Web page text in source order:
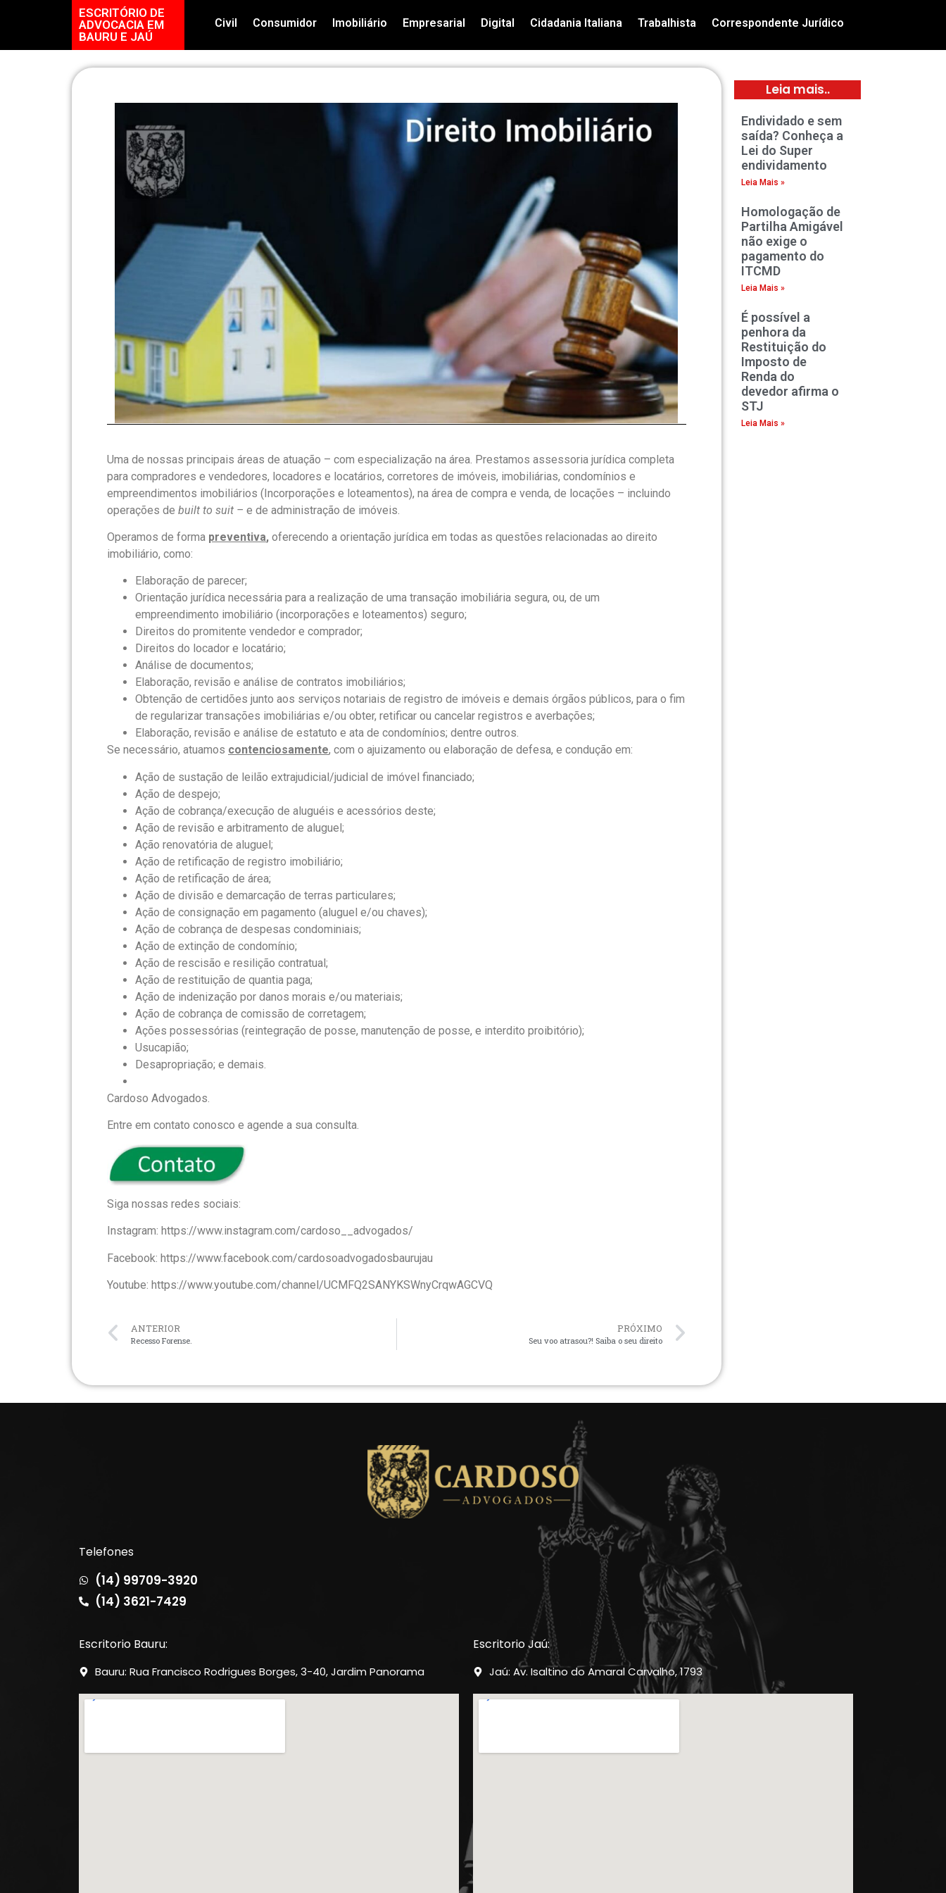
ESCRITÓRIO DE
ADVOCACIA EM
BAURU E JAÚ
Civil Consumidor Imobiliário Empresarial Digital Cidadania Italiana Trabalhista Correspondente Jurídico
Uma de nossas principais áreas de atuação – com especialização na área. Prestamos assessoria jurídica completa
para compradores e vendedores, locadores e locatários, corretores de imóveis, imobiliárias, condomínios e
empreendimentos imobiliários (Incorporações e loteamentos), na área de compra e venda, de locações – incluindo
operações de built to suit – e de administração de imóveis.
Operamos de forma preventiva, oferecendo a orientação jurídica em todas as questões relacionadas ao direito
imobiliário, como:
Elaboração de parecer;
Orientação jurídica necessária para a realização de uma transação imobiliária segura, ou, de um
empreendimento imobiliário (incorporações e loteamentos) seguro;
Direitos do promitente vendedor e comprador;
Direitos do locador e locatário;
Análise de documentos;
Elaboração, revisão e análise de contratos imobiliários;
Obtenção de certidões junto aos serviços notariais de registro de imóveis e demais órgãos públicos, para o fim
de regularizar transações imobiliárias e/ou obter, retificar ou cancelar registros e averbações;
Elaboração, revisão e análise de estatuto e ata de condomínios; dentre outros.
Se necessário, atuamos contenciosamente, com o ajuizamento ou elaboração de defesa, e condução em:
Ação de sustação de leilão extrajudicial/judicial de imóvel financiado;
Ação de despejo;
Ação de cobrança/execução de aluguéis e acessórios deste;
Ação de revisão e arbitramento de aluguel;
Ação renovatória de aluguel;
Ação de retificação de registro imobiliário;
Ação de retificação de área;
Ação de divisão e demarcação de terras particulares;
Ação de consignação em pagamento (aluguel e/ou chaves);
Ação de cobrança de despesas condominiais;
Ação de extinção de condomínio;
Ação de rescisão e resilição contratual;
Ação de restituição de quantia paga;
Ação de indenização por danos morais e/ou materiais;
Ação de cobrança de comissão de corretagem;
Ações possessórias (reintegração de posse, manutenção de posse, e interdito proibitório);
Usucapião;
Desapropriação; e demais.
Cardoso Advogados.
Entre em contato conosco e agende a sua consulta.
Siga nossas redes sociais:
Instagram: https://www.instagram.com/cardoso__advogados/
Facebook: https://www.facebook.com/cardosoadvogadosbaurujau
Youtube: https://www.youtube.com/channel/UCMFQ2SANYKSWnyCrqwAGCVQ
ANTERIOR
Recesso Forense.
PRÓXIMO
Seu voo atrasou?! Saiba o seu direito
Leia mais..
Endividado e sem
saída? Conheça a
Lei do Super
endividamento
Leia Mais »
Homologação de
Partilha Amigável
não exige o
pagamento do
ITCMD
Leia Mais »
É possível a
penhora da
Restituição do
Imposto de
Renda do
devedor afirma o
STJ
Leia Mais »
Telefones
(14) 99709-3920
(14) 3621-7429
Escritorio Bauru:
Bauru: Rua Francisco Rodrigues Borges, 3-40, Jardim Panorama
Escritorio Jaú:
Jaú: Av. Isaltino do Amaral Carvalho, 1793